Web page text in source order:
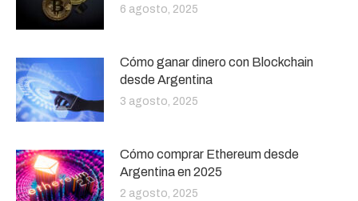
6 agosto, 2025
Cómo ganar dinero con Blockchain
desde Argentina
3 agosto, 2025
Cómo comprar Ethereum desde
Argentina en 2025
2 agosto, 2025